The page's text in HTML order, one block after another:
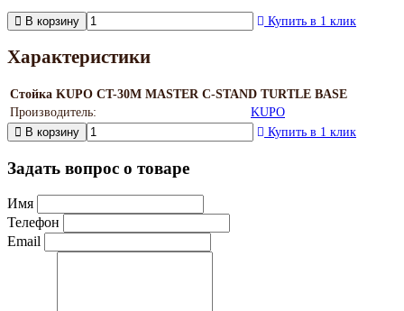
В корзину Купить в 1 клик
Характеристики
Стойка KUPO CT-30M MASTER C-STAND TURTLE BASE
Производитель:
KUPO
В корзину
Купить в 1 клик
Задать вопрос о товаре
Имя
Телефон
Email